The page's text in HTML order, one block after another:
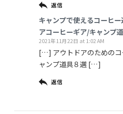
返信
キャンプで使えるコーヒ
アコーヒーギア/キャンプ
2021年11月22日 at 1:02 AM
[…] アウトドアのためのコ
ャンプ道具８選 […]
返信